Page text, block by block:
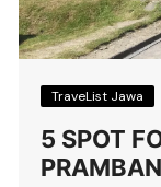
TraveList Jawa
5 SPOT